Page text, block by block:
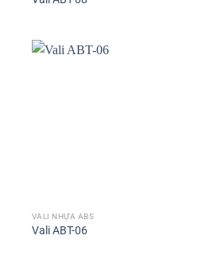
VALI NHỰA ABS
Vali ABT-06